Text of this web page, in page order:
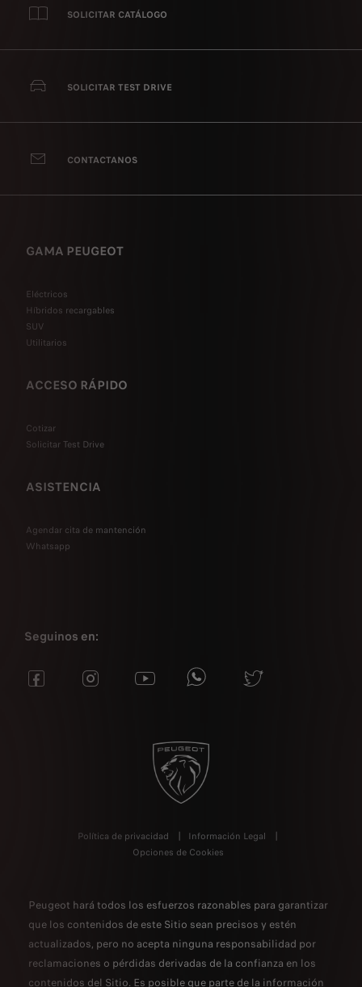
SOLICITAR CATÁLOGO
SOLICITAR TEST DRIVE
CONTACTANOS
GAMA PEUGEOT
Eléctricos
Híbridos recargables
SUV
Utilitarios
ACCESO RÁPIDO
Cotizar
Solicitar Test Drive
ASISTENCIA
Agendar cita de mantención
Whatsapp
Seguinos en:
Política de privacidad
Información Legal
Opciones de Cookies
Peugeot hará todos los esfuerzos razonables para garantizar
que los contenidos de este Sitio sean precisos y estén
actualizados, pero no acepta ninguna responsabilidad por
reclamaciones o pérdidas derivadas de la confianza en los
contenidos del Sitio. Es posible que parte de la información